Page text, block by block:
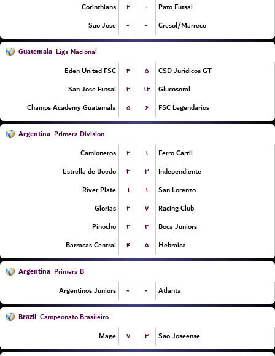
Corinthians
۲ ۰
Pato Futsal
Sao Jose
- - Cresol/Marreco
Guatemala Liga Nacional
Eden United FSC
۳ ۵
CSD Juridicos GT
San Jose Futsal
۳ ۱۳
Glucosoral
Champs Academy Guatemala
۵ ۶ FSC Legendarios
Argentina Primera Division
Camioneros
۲ ۱
Ferro Carril
Estrella de Boedo
۳ ۳
Independiente
River Plate
۱ ۱
San Lorenzo
Glorias
۲ ۷
Racing Club
Pinocho
۲ ۲
Boca Juniors
Barracas Central
۴ ۵ Hebraica
Argentina Primera B
Argentinos Juniors
- - Atlanta
Brazil Campeonato Brasileiro
Mage
۷ ۳ Sao Joseense